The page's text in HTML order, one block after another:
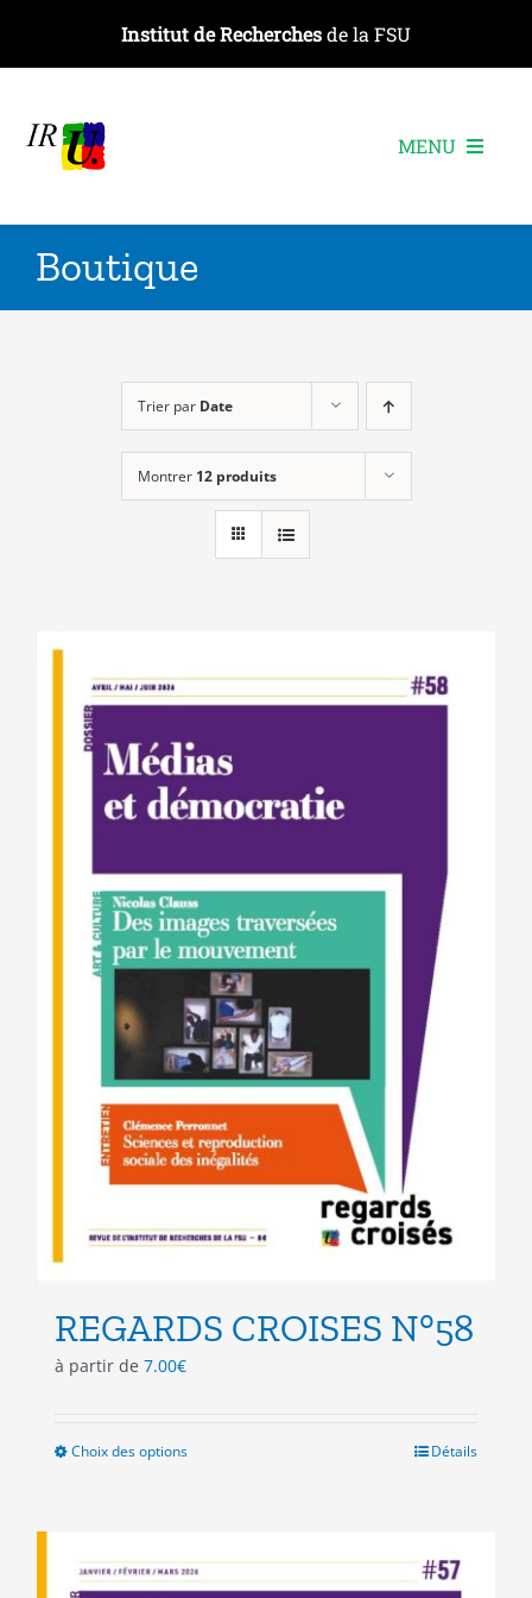
contenu
Institut de Recherchesde la FSU
MENU
Les recherches
Les événements
Boutique
Trier par Date
Montrer 12 produits
REGARDS CROISES N°58
à partir de 7.00€
Choix des optionsCe
variations.
Détails